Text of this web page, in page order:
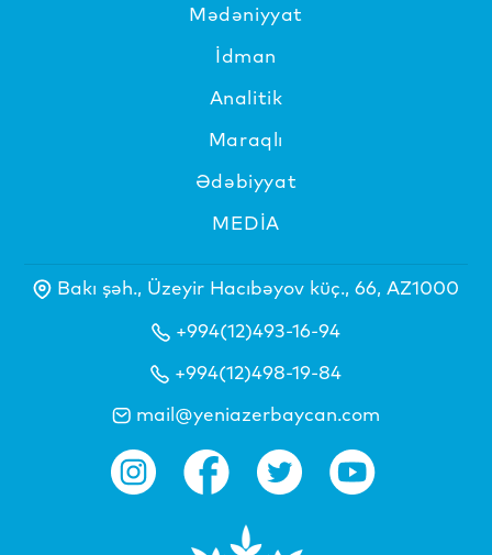
Mədəniyyat
İdman
Analitik
Maraqlı
Ədəbiyyat
MEDİA
Bakı şəh., Üzeyir Hacıbəyov küç., 66, AZ1000
+994(12)493-16-94
+994(12)498-19-84
mail@yeniazerbaycan.com